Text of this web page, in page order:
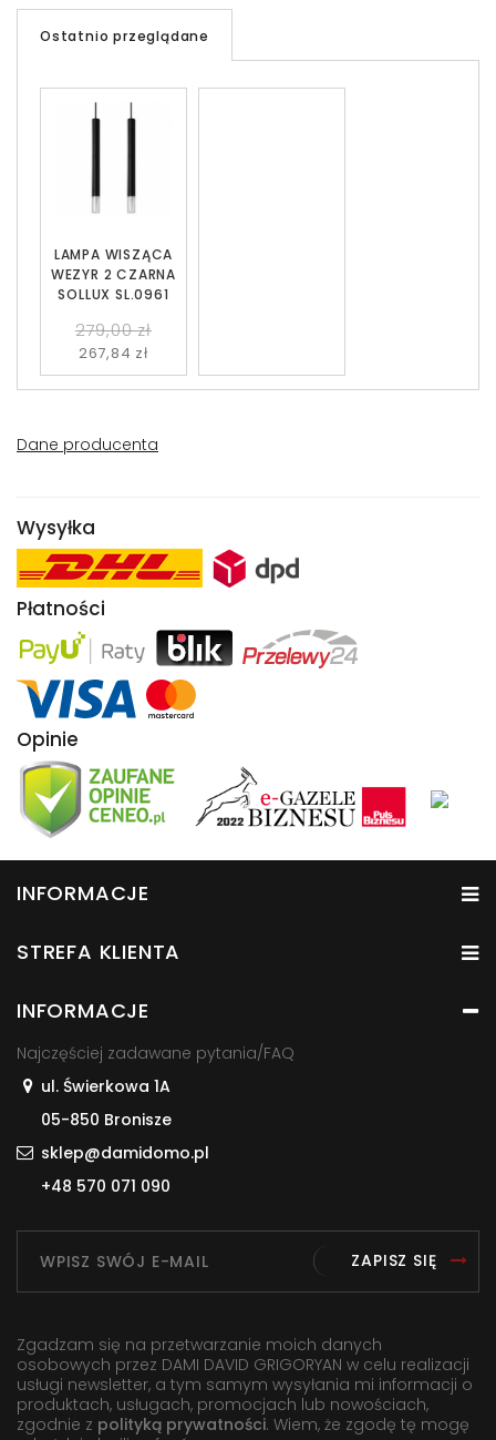
Ostatnio przeglądane
LAMPA WISZĄCA
WEZYR 2 CZARNA
SOLLUX SL.0961
279,00 zł
267,84 zł
Dane producenta
Wysyłka
Płatności
Opinie
INFORMACJE
STREFA KLIENTA
INFORMACJE
Najczęściej zadawane pytania/FAQ
ul. Świerkowa 1A
05-850 Bronisze
sklep@damidomo.pl
+48 570 071 090
ZAPISZ SIĘ
Zgadzam się na przetwarzanie moich danych
osobowych przez DAMI DAVID GRIGORYAN w celu realizacji
usługi newsletter, a tym samym wysyłania mi informacji o
produktach, usługach, promocjach lub nowościach,
zgodnie z polityką prywatności. Wiem, że zgodę tę mogę